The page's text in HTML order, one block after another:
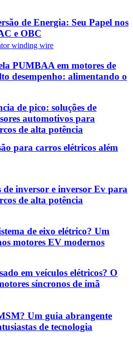
de Energia: Seu Papel nos
e OBC
PUMBAA em motores de
desempenho: alimentando o
de pico: soluções de
automotivos para
de alta potência
para carros elétricos além
de inversor e inversor Ev para
de alta potência
de eixo elétrico? Um
motores EV modernos
em veículos elétricos? O
síncronos de ímã
Um guia abrangente
de tecnologia